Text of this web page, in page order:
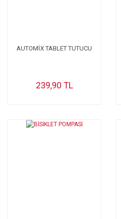
AUTOMİX TABLET TUTUCU
239,90 TL